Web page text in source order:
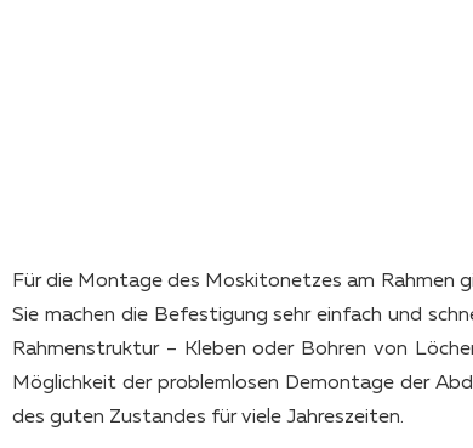
Für die Montage des Moskitonetzes am Rahmen
Sie machen die Befestigung sehr einfach und
Rahmenstruktur – Kleben oder Bohren von
Möglichkeit der problemlosen Demontage der
des guten Zustandes für viele Jahreszeiten.